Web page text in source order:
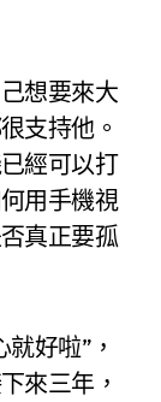
想要來大
支持他。
經可以打
用手機視
真正要孤
好啦”，
來三年，